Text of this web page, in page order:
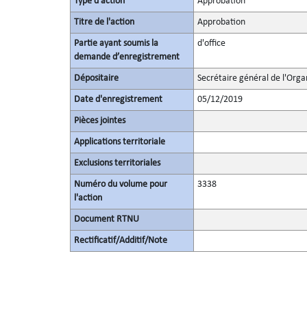
Titre de l'action Approbation
Partie ayant soumis la
demande d’enregistrement
d'office
Dépositaire Secrétaire général de
Date d'enregistrement 05/12/2019
Pièces jointes
Applications territoriale
Exclusions territoriales
Numéro du volume pour
l'action
3338
Document RTNU
Rectificatif/Additif/Note